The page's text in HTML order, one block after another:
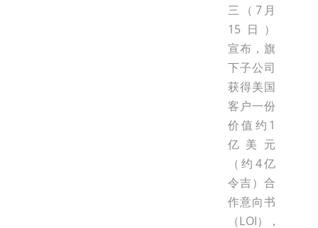
三（7月
15日）
宣布，旗
下子公司
获得美国
客户一份
价值约1
亿美元
（约4亿
令吉）合
作意向书
（LOI），